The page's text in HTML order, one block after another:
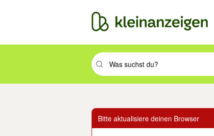
Suchbegriff eingeben. Eingabetaste
Bitte aktualisiere deinen Browser